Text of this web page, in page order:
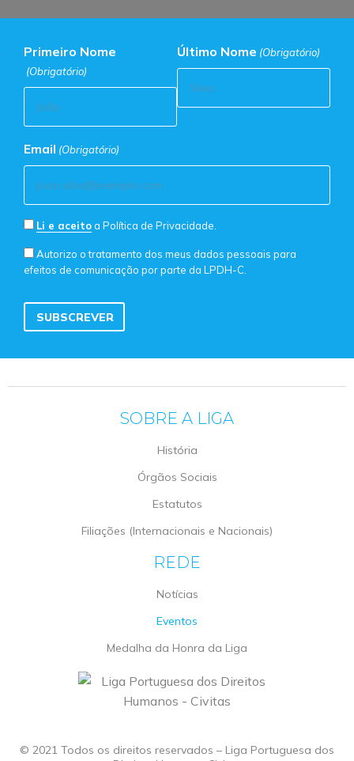
Primeiro Nome
(Obrigatório)
Último Nome (Obrigatório)
Email (Obrigatório)
Consentimento
de
Política
Privacidade
(Obrigatório)
Li e aceitoa Política de Privacidade.
Consentimento
de
Autorizo o tratamento dos meus dados pessoais para
efeitos de comunicação por parte da LPDH-C.
SOBRE A LIGA
História
Órgãos Sociais
Estatutos
Filiações (Internacionais e Nacionais)
REDE
Notícias
Eventos
Medalha da Honra da Liga
© 2021 Todos os direitos reservados – Liga Portuguesa dos